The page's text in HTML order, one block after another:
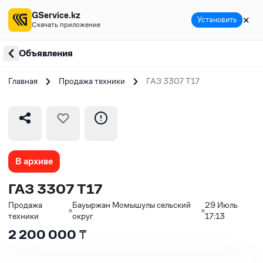
Объявления
Главная Продажа техники ГАЗ 3307 Т17
В архиве
ГАЗ 3307 Т17
Продажа
техники
Бауыржан Момышулы сельский
округ
29 Июль
17:13
2 200 000 ₸
GService.kz
Скачать приложение Установить ✕